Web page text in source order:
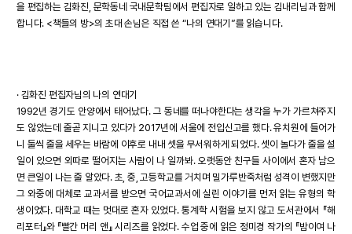
을 편집하는 김화진, 문학동네 국내문학팀에서 편집자로 일하고 있는 김내리님과 함께
합니다. <책들의 방>의 초대 손님은 직접 쓴 “나의 연대기”를 읽습니다.
· 김화진 편집자님의 나의 연대기
1992년 경기도 안양에서 태어났다. 그 동네를 떠나야한다는 생각을 누가 가르쳐주지
도 않았는데 줄곧 지니고 있다가 2017년에 서울에 전입신고를 했다. 유치원에 들어가
니 둘씩 줄을 세우는 바람에 이후로 내내 셋을 무서워하게 되었다. 셋이 놀다가 줄을 설
일이 있으면 외따로 떨어지는 사람이 나 일까봐. 오랫동안 친구들 사이에서 혼자 남으
면 큰일이 나는 줄 알았다. 초, 중, 고등학교를 거치며 밀가루반죽처럼 성격이 변했지만
그 와중에 대체로 교과서를 받으면 국어교과서에 실린 이야기를 먼저 읽는 유형의 학
생이었다. 대학교 때는 멋대로 혼자 있었다. 통계학 시험을 보지 않고 도서관에서 『해
리포터』와 『빨간 머리 앤』 시리즈를 읽었다. 수업 중에 읽은 정미경 작가의 『밤이여 나